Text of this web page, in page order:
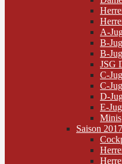
A-
B-
B-
JSG
C-
C-
D-
E-
Minis
Saison